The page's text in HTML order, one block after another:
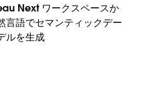
ンスを最適化することが
版での提供です。
ンを 1 か所で行える、
Next ワークスペースか
言語でセマンティックデー
ルを生成